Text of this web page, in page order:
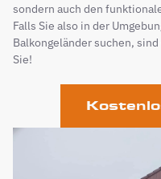
sondern auch den
Falls Sie also in der
Balkongeländer suchen,
Sie!